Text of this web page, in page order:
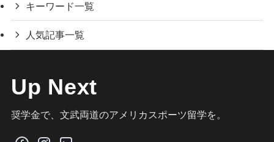
キーワード一覧
人気記事一覧
Up Next
奨学金で、文武両道のアメリカスポーツ留学を。